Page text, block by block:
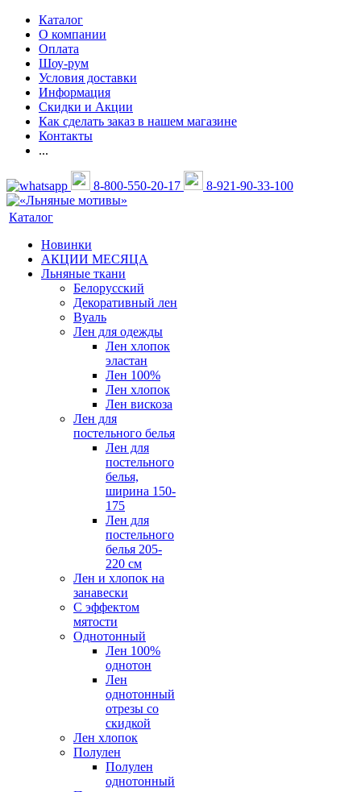
Каталог
О компании
Оплата
Шоу-рум
Условия доставки
Информация
Скидки и Акции
Как сделать заказ в нашем магазине
Контакты
...
8-800-550-20-17 8-921-90-33-100
Каталог
Новинки
АКЦИИ МЕСЯЦА
Льняные ткани
Белорусский
Декоративный лен
Вуаль
Лен для одежды
Лен хлопок
эластан
Лен 100%
Лен хлопок
Лен вискоза
Лен для
постельного белья
Лен для
постельного
белья,
ширина 150-
175
Лен для
постельного
белья 205-
220 см
Лен и хлопок на
занавески
С эффектом
мятости
Однотонный
Лен 100%
однотон
Лен
однотонный
отрезы со
скидкой
Лен хлопок
Полулен
Полулен
однотонный